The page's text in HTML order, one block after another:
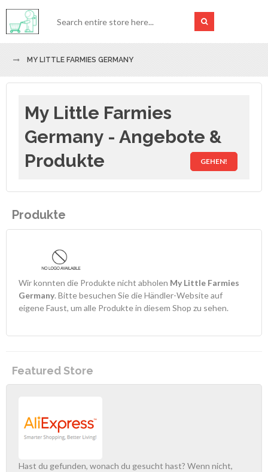
MY LITTLE FARMIES GERMANY
My Little Farmies
Germany - Angebote &
Produkte
GEHEN!
Produkte
Wir konnten die Produkte nicht abholen My Little Farmies
Germany. Bitte besuchen Sie die Händler-Website auf
eigene Faust, um alle Produkte in diesem Shop zu sehen.
Featured Store
Hast du gefunden, wonach du gesucht hast? Wenn nicht,